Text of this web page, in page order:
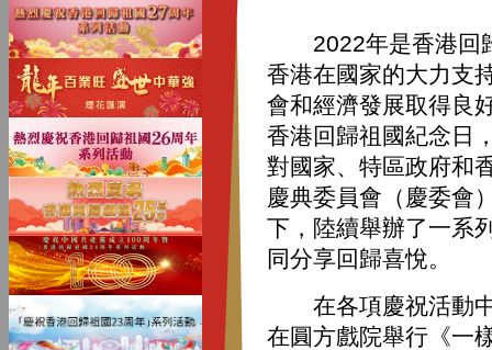
2022年是香港回歸
香港在國家的大力支
會和經濟發展取得良
香港回歸祖國紀念日
對國家、特區政府和
慶典委員會（慶委會
下，陸續舉辦了一系
同分享回歸喜悅。
在各項慶祝活動中
在圓方戲院舉行《一